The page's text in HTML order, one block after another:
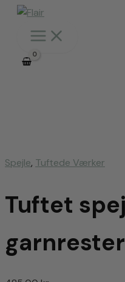
indholdet
Spejle, Tuftede Værker
Tuftet